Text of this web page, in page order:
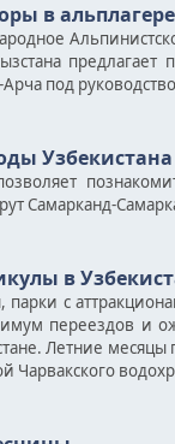
в
под
Узбекистана
Самарканд-
в
парки с
переездов и
Летние
Чарвакского